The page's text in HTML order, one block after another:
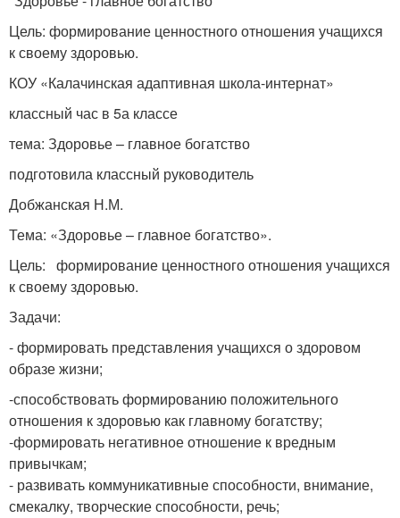
Цель: формирование ценностного отношения учащихся
к своему здоровью.
КОУ «Калачинская адаптивная школа-интернат»
классный час в 5а классе
тема: Здоровье – главное богатство
подготовила классный руководитель
Добжанская Н.М.
Тема: «Здоровье – главное богатство».
Цель: формирование ценностного отношения учащихся
к своему здоровью.
Задачи:
- формировать представления учащихся о здоровом
образе жизни;
-способствовать формированию положительного
отношения к здоровью как главному богатству;
-формировать негативное отношение к вредным
привычкам;
- развивать коммуникативные способности, внимание,
смекалку, творческие способности, речь;